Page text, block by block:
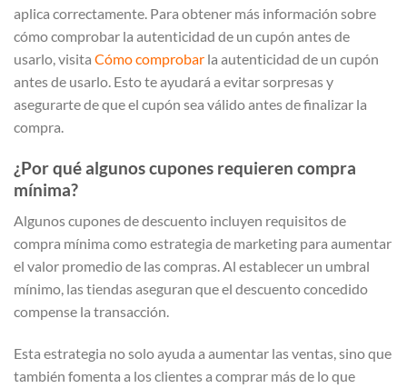
aplica correctamente. Para obtener más información sobre
cómo comprobar la autenticidad de un cupón antes de
usarlo, visita Cómo comprobar la autenticidad de un cupón
antes de usarlo. Esto te ayudará a evitar sorpresas y
asegurarte de que el cupón sea válido antes de finalizar la
compra.
¿Por qué algunos cupones requieren compra
mínima?
Algunos cupones de descuento incluyen requisitos de
compra mínima como estrategia de marketing para aumentar
el valor promedio de las compras. Al establecer un umbral
mínimo, las tiendas aseguran que el descuento concedido
compense la transacción.
Esta estrategia no solo ayuda a aumentar las ventas, sino que
también fomenta a los clientes a comprar más de lo que